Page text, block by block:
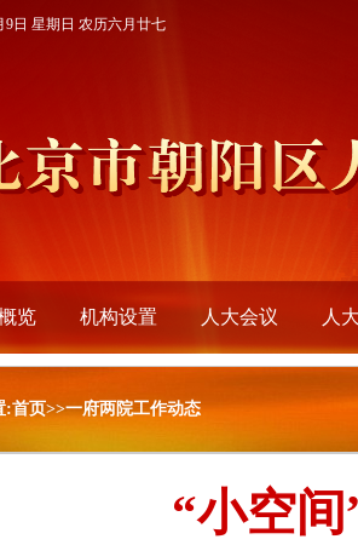
9日 星期日 农历六月廿七
览 机构设置 人大会议 人
:首页>>一府两院工作动态
“小空